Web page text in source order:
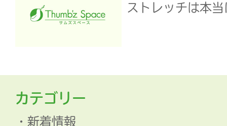
ストレッチは本
カテゴリー
新着情報